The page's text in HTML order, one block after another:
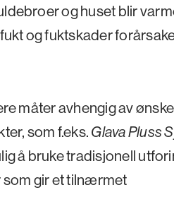
og huset blir
og fuktskader
måter avhengig av
som f.eks.Glava Pluss
å bruke tradisjonell
som gir et tilnærmet